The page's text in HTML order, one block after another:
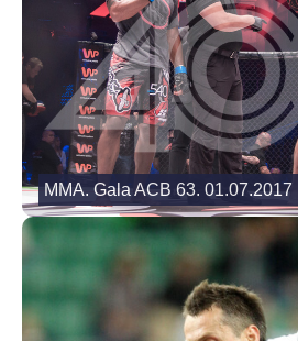
MMA. Gala ACB 63. 01.07.2017